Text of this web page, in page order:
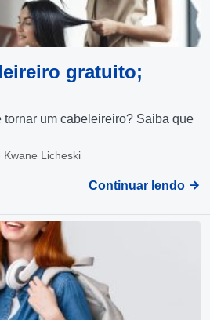
gratuito;
tornar um cabeleireiro? Saiba que
Licheski
Continuar lendo